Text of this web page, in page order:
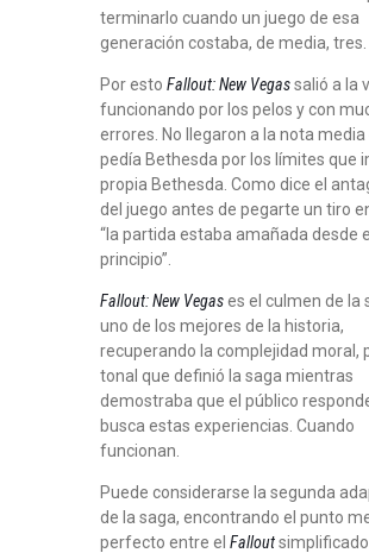
terminarlo cuando un juego de esa
generación costaba, de media, tres.
Por esto Fallout: New Vegassalió a la
funcionando por los pelos y con
errores. No llegaron a la nota media
pedía Bethesda por los límites que
propia Bethesda. Como dice el
del juego antes de pegarte un tiro
“la partida estaba amañada desde el
principio”.
Fallout: New Vegases el culmen de la
uno de los mejores de la historia,
recuperando la complejidad moral,
tonal que definió la saga mientras
demostraba que el público
busca estas experiencias. Cuando
funcionan.
Puede considerarse la segunda
de la saga, encontrando el punto
perfecto entre el Fallout